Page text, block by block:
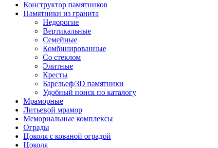
Конструктор памятников
Памятники из гранита
Недорогие
Вертикальные
Семейные
Комбинированные
Со стеклом
Элитные
Кресты
Барельеф/3D памятники
Удобный поиск по каталогу
Мраморные
Литьевой мрамор
Мемориальные комплексы
Ограды
Цоколя с кованой оградой
Цоколя